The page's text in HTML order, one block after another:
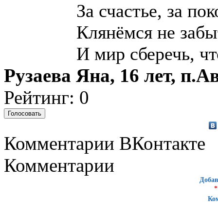
За счастье, за
Клянёмся не
И мир сберечь,
Рузаева Яна, 16 лет,
Рейтинг: 0
Комментарии ВКонтакте
Комментарии
*